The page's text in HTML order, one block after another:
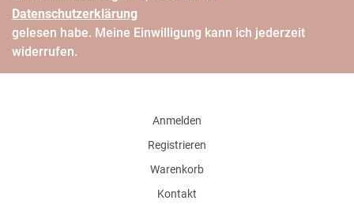
Daten­schutz­erklärung
gelesen habe. Meine Einwilligung kann ich jederzeit
widerrufen.
Anmelden
Registrieren
Warenkorb
Kontakt